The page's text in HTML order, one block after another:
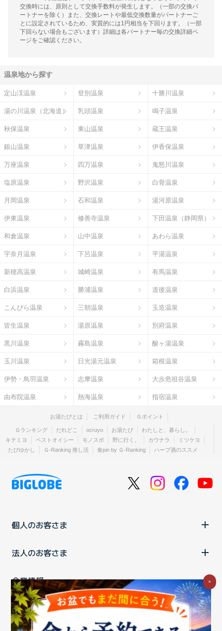
交換時には、原則として交換手数料が発生します。（一部の交換パ
ートナーを除く）また、交換レートや最低交換数量がパートナーご
とに設定されているため、実質的には1円相当を下回ります。（一部
下回らない場合もございます）詳細は各パートナー毎の交換詳細ペ
ージをご確認ください。
温泉地から探す
定山渓温泉 登別温泉 十勝川温泉
湯の川温泉（北海道） 乳頭温泉 鳴子温泉
秋保温泉 東山温泉 蔵王温泉
銀山温泉 草津温泉 伊香保温泉
万座温泉 四万温泉 鬼怒川温泉
塩原温泉 野沢温泉 白骨温泉
月岡温泉 石和温泉 湯河原温泉
伊東温泉 修善寺温泉 下田温泉（静岡県）
和倉温泉 山中温泉 あわら温泉
宇奈月温泉 下呂温泉 平湯温泉
新穂高温泉 城崎温泉 有馬温泉
白浜温泉 勝浦温泉 道後温泉
こんぴら温泉 三朝温泉 玉造温泉
皆生温泉 湯原温泉 別府温泉
黒川温泉 霧島温泉 酸ヶ湯温泉
玉川温泉 日光湯元温泉 箱根温泉
伊勢・鳥羽温泉 志摩温泉 大歩危祖谷温泉
由布院温泉 熱海温泉 指宿温泉
お湯たびとは ご利用ガイド Ｇポイント
Ｇランキング だれどこ ocruyo お湯たび
わたしと、暮らし。
キテミヨ
ベストオイシー モノスポ 野に行く。 カウナラ
ミツケヨ
たびゆかし
Ｇ-Ranking 推し活 食pin by Ｇ-Ranking ハーブ酒のススメ
個人のお客さま
法人のお客さま
企業情報
ご利用中の方
×